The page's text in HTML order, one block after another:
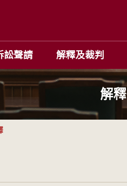
訟聲請 解釋及裁判
解釋